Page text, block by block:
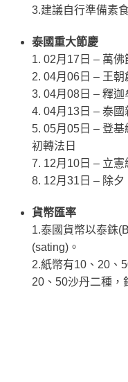
3.建議自行準備素
泰國重大節慶
1. 02月17日 – 萬佛
2. 04月06日 – 王朝
3. 04月08日 – 釋
4. 04月13日 – 泰國
5. 05月05日 – 登基
初轉法日
7. 12月10日 – 立憲
8. 12月31日 – 除夕
貨幣匯率
1.泰國貨幣以泰銖
(sating)。
2.紙幣有10、20、
20、50沙丹二種，